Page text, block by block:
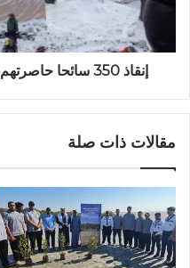
إنقاذ 350 سائحا حاصرتهم الثلوج في “عاصفة إيفرست”
مقالات ذات صلة